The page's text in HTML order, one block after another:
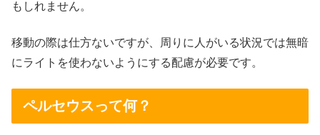
もしれません。
移動の際は仕方ないですが、周りに人がいる状況では無暗
にライトを使わないようにする配慮が必要です。
ペルセウスって何？